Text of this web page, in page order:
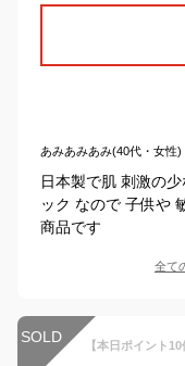
あみあみあみ(40代・女性)
日本製で肌 刺激の
ック なので 子供や
商品です
全て
SOLD